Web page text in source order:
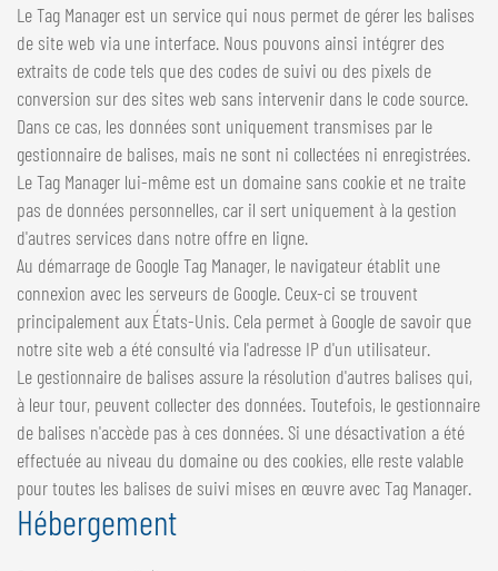
Le Tag Manager est un service qui nous permet de gérer les balises
de site web via une interface. Nous pouvons ainsi intégrer des
extraits de code tels que des codes de suivi ou des pixels de
conversion sur des sites web sans intervenir dans le code source.
Dans ce cas, les données sont uniquement transmises par le
gestionnaire de balises, mais ne sont ni collectées ni enregistrées.
Le Tag Manager lui-même est un domaine sans cookie et ne traite
pas de données personnelles, car il sert uniquement à la gestion
d'autres services dans notre offre en ligne.
Au démarrage de Google Tag Manager, le navigateur établit une
connexion avec les serveurs de Google. Ceux-ci se trouvent
principalement aux États-Unis. Cela permet à Google de savoir que
notre site web a été consulté via l'adresse IP d'un utilisateur.
Le gestionnaire de balises assure la résolution d'autres balises qui,
à leur tour, peuvent collecter des données. Toutefois, le gestionnaire
de balises n'accède pas à ces données. Si une désactivation a été
effectuée au niveau du domaine ou des cookies, elle reste valable
pour toutes les balises de suivi mises en œuvre avec Tag Manager.
Hébergement